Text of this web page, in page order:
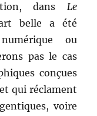
dans Le
belle a été
ou
pas le cas
conçues
qui réclament
voire